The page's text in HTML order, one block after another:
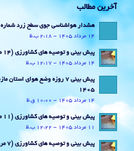
آخرین مطالب
هشدار هواشناسی جوی سطح زرد شماره 15 مورخ 14 مرداد 1405
14 مرداد 1405 - 2:18 ب.ظ
پیش بینی و توصیه های کشاورزی (14 مرداد ۱۴۰۵)
14 مرداد 1405 - 12:17 ب.ظ
1405
14 مرداد 1405 - 10:00 ق.ظ
پیش بینی و توصیه های کشاورزی (11 مرداد ۱۴۰۵)
11 مرداد 1405 - 12:22 ب.ظ
پیش بینی و توصیه های کشاورزی (7 مرداد ۱۴۰۵)